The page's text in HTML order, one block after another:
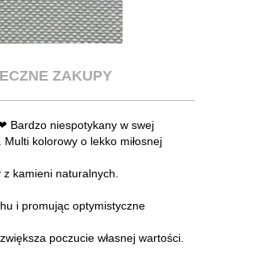
ZAKUPY
Bardzo niespotykany w swej
kolorowy o lekko miłosnej
kamieni naturalnych.
i promując optymistyczne
poczucie własnej wartości.